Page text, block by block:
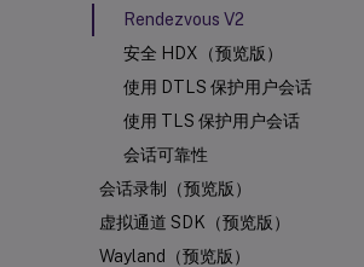
Rendezvous V2
安全 HDX（预览版）
使用 DTLS 保护用户会话
使用 TLS 保护用户会话
会话可靠性
会话录制（预览版）
虚拟通道 SDK（预览版）
Wayland（预览版）